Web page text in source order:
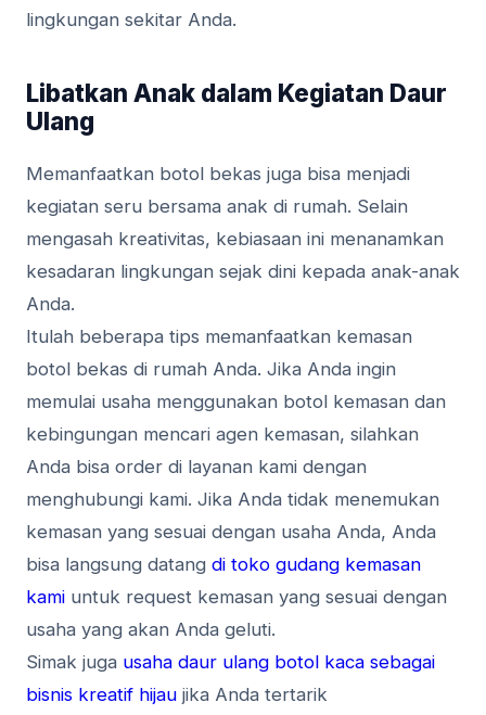
lingkungan sekitar Anda.
Libatkan Anak dalam Kegiatan Daur
Ulang
Memanfaatkan botol bekas juga bisa menjadi
kegiatan seru bersama anak di rumah. Selain
mengasah kreativitas, kebiasaan ini menanamkan
kesadaran lingkungan sejak dini kepada anak-anak
Anda.
Itulah beberapa tips memanfaatkan kemasan
botol bekas di rumah Anda. Jika Anda ingin
memulai usaha menggunakan botol kemasan dan
kebingungan mencari agen kemasan, silahkan
Anda bisa order di layanan kami dengan
menghubungi kami. Jika Anda tidak menemukan
kemasan yang sesuai dengan usaha Anda, Anda
bisa langsung datang di toko gudang kemasan
kami untuk request kemasan yang sesuai dengan
usaha yang akan Anda geluti.
Simak juga usaha daur ulang botol kaca sebagai
bisnis kreatif hijau jika Anda tertarik